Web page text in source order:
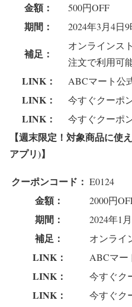
金額： 500円OFF
期間： 2024年3月4日
補足：
オンラインス
注文で利用可能
LINK： ABCマート公
LINK： 今すぐクーポ
LINK： 今すぐクーポ
【週末限定！対象商品に使
アプリ)】
クーポンコード： E0124
金額： 2000円
期間： 2024年1
補足： オンライ
LINK： ABCマー
LINK： 今すぐク
LINK： 今すぐク